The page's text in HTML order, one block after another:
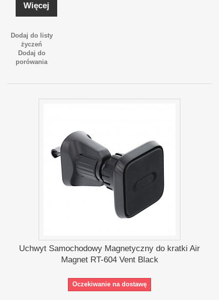
Więcej
Dodaj do listy
życzeń
Dodaj do
porówania
Uchwyt Samochodowy Magnetyczny do kratki Air
Magnet RT-604 Vent Black
Oczekiwanie na dostawę